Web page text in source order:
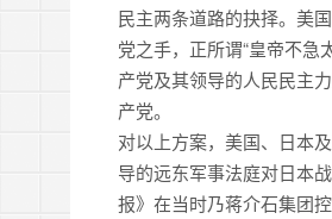
民主两条道路的抉择。美
党之手，正所谓“皇帝不
产党及其领导的人民民主
产党。
对以上方案，美国、日本
导的远东军事法庭对日本
报》在当时乃蒋介石集团